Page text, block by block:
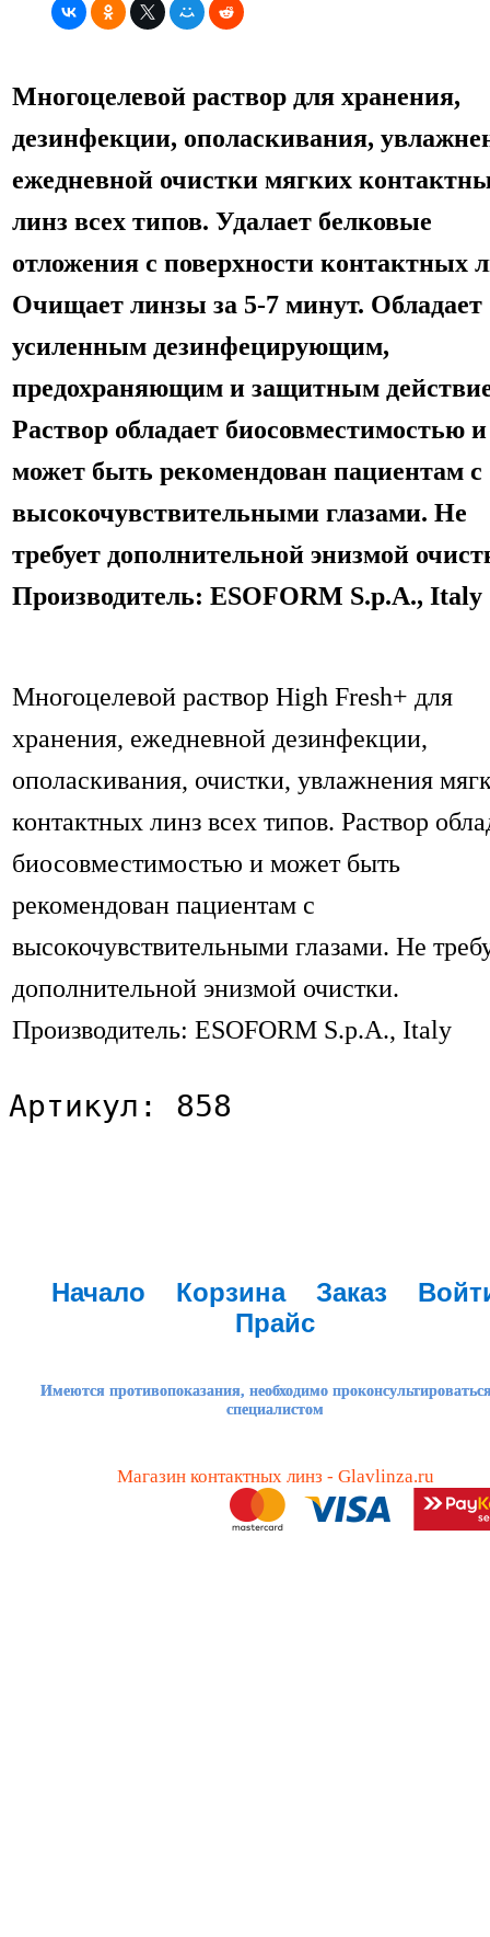
Многоцелевой раствор для хранения,
дезинфекции, ополаскивания,
ежедневной очистки мягких
линз всех типов. Удалает белковые
отложения с поверхности контактных
Очищает линзы за 5-7 минут. Обладает
усиленным дезинфецирующим,
предохраняющим и защитным
Раствор обладает биосовместимостью и
может быть рекомендован пациентам с
высокочувствительными глазами. Не
требует дополнительной энизмой
Производитель: ESOFORM S.p.A., Italy
Многоцелевой раствор High Fresh+ для
хранения, ежедневной дезинфекции,
ополаскивания, очистки, увлажнения
контактных линз всех типов. Раствор
биосовместимостью и может быть
рекомендован пациентам с
высокочувствительными глазами. Не
дополнительной энизмой очистки.
Производитель: ESOFORM S.p.A., Italy
Артикул: 858
Начало Корзина Заказ
Прайс
Имеются противопоказания, необходимо
специалистом
Магазин контактных линз - Glavlinza.ru